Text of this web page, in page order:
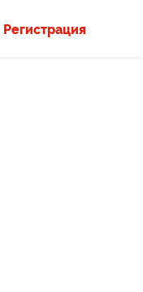
Регистрация